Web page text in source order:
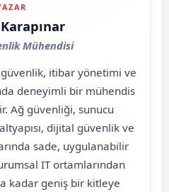
Mühendisi
güvenlik, itibar yönetimi ve
deneyimli bir mühendis
Ağ güvenliği, sunucu
dijital güvenlik ve
sade, uygulanabilir
IT ortamlarından
kadar geniş bir kitleye